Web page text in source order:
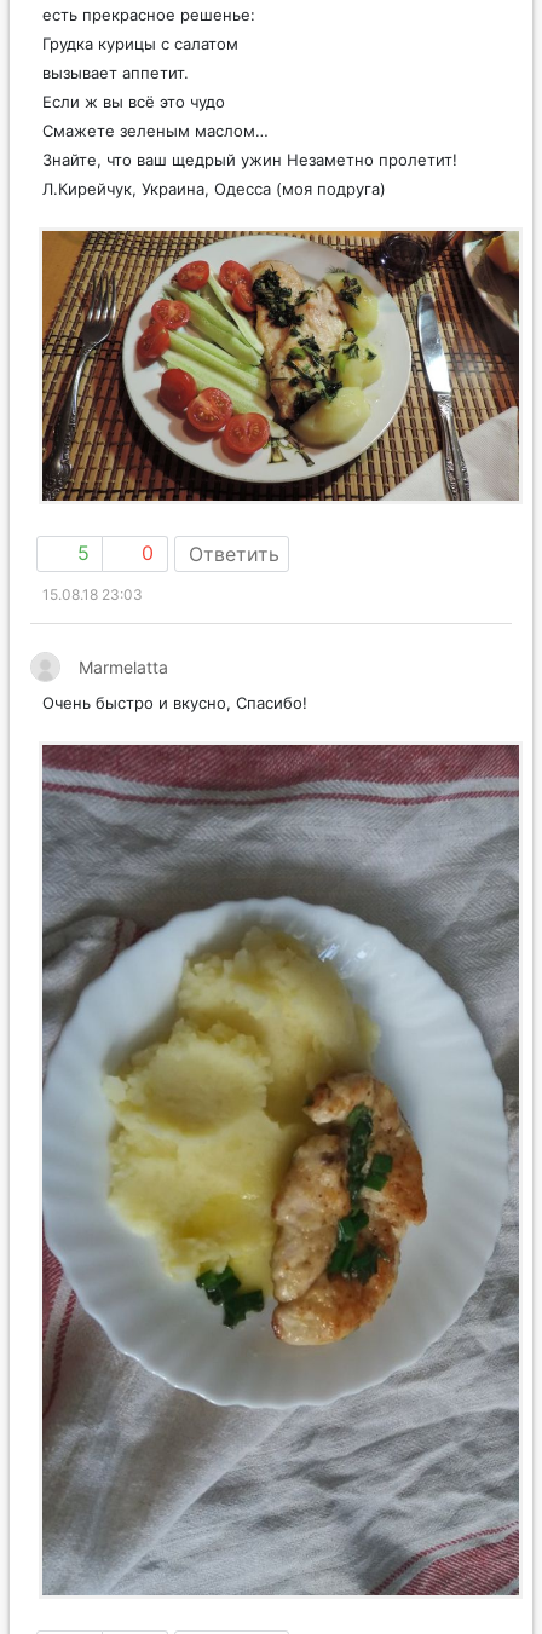
есть прекрасное решенье:
Грудка курицы с салатом
вызывает аппетит.
Если ж вы всё это чудо
Смажете зеленым маслом…
Знайте, что ваш щедрый ужин Незаметно пролетит!
Л.Кирейчук, Украина, Одесса (моя подруга)
5 0 Ответить
15.08.18 23:03
Marmelatta
Очень быстро и вкусно, Спасибо!